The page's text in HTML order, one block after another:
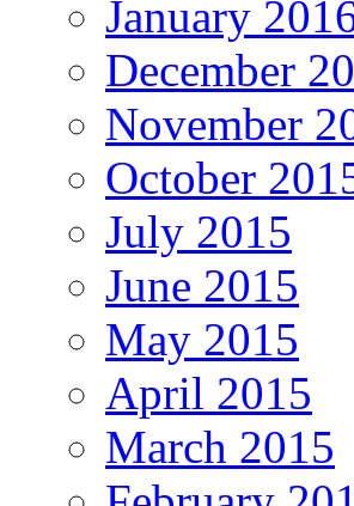
January
December
November
October
July 2015
June 2015
May 2015
April 2015
March 2015